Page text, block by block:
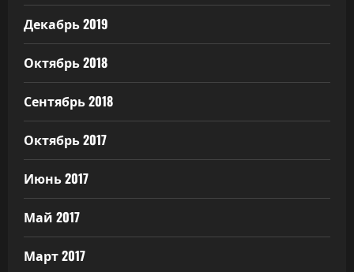
Декабрь 2019
Октябрь 2018
Сентябрь 2018
Октябрь 2017
Июнь 2017
Май 2017
Март 2017